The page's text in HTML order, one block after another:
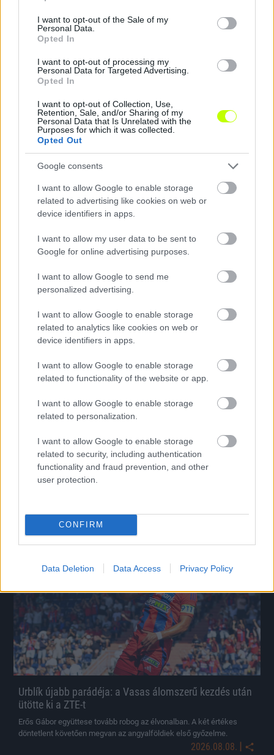
use your data for below specified purposes in below Google
consent section.
I want to opt-out of the Sale of my
Personal Data.
Opted In
I want to opt-out of processing my
Personal Data for Targeted Advertising.
Opted In
I want to opt-out of Collection, Use,
Retention, Sale, and/or Sharing of my
Personal Data that Is Unrelated with the
Purposes for which it was collected.
Opted Out
Google consents
I want to allow Google to enable storage
related to advertising like cookies on web or
device identifiers in apps.
I want to allow my user data to be sent to
Google for online advertising purposes.
I want to allow Google to send me
personalized advertising.
I want to allow Google to enable storage
related to analytics like cookies on web or
device identifiers in apps.
I want to allow Google to enable storage
related to functionality of the website or app.
I want to allow Google to enable storage
related to personalization.
I want to allow Google to enable storage
related to security, including authentication
functionality and fraud prevention, and other
user protection.
CONFIRM
Data Deletion Data Access Privacy Policy
KAPCSOLÓDÓ HÍREK
Hírek
Ketten is távozhatnak a Fraditól – egy magyar játékos
is búcsúzhat
Nem csak Elton Acolatse jövője kérdéses a Ferencvárosnál,
hamarosan újabb játékos távozására kerülhet sor.
Hírek
„Az a cél, hogy így futballozzunk” – Szélesi Zoltán
szerint jó úton jár az Újpest
Az OTP Bank Liga 3. fordulójának szombati két mérkőzését
követően értékelték a vezetőedzők a látottakat.
Urblík újabb parádéja: a Vasas álomszerű kezdés után
ütötte ki a ZTE-t
Erős Gábor együttese tovább robog az élvonalban. A két értékes
döntetlent követően megvan az angyalföldiek első győzelme.
2026.08.08. |